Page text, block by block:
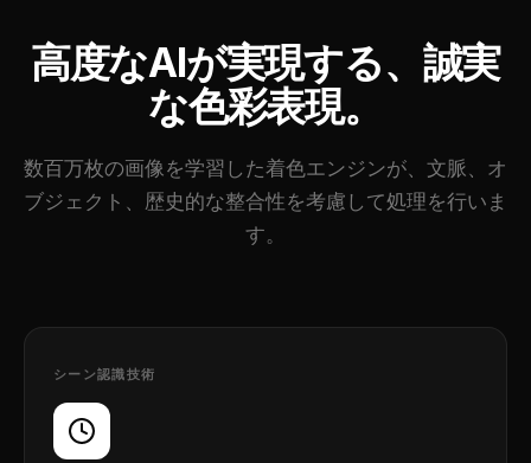
高度なAIが実現する、誠実
な色彩表現。
数百万枚の画像を学習した着色エンジンが、文脈、オ
ブジェクト、歴史的な整合性を考慮して処理を行いま
す。
シーン認識技術